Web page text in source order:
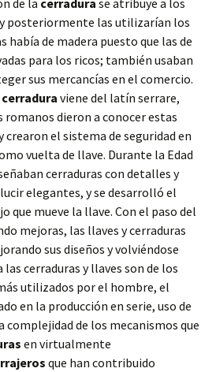
de la cerradura se atribuye a los
posteriormente las utilizarían los
había de madera puesto que las de
para los ricos; también usaban
sus mercancías en el comercio.
cerradura viene del latín serrare,
romanos dieron a conocer estas
el sistema de seguridad en
vuelta de llave. Durante la Edad
cerraduras con detalles y
elegantes, y se desarrolló el
que mueve la llave. Con el paso del
mejoras, las llaves y cerraduras
sus diseños y volviéndose
las cerraduras y llaves son de los
utilizados por el hombre, el
en la producción en serie, uso de
complejidad de los mecanismos que
en virtualmente
que han contribuido